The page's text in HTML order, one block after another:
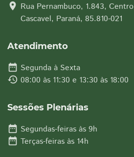
location_on Rua Pernambuco, 1.843, Centro
Cascavel, Paraná, 85.810-021
Atendimento
date_range Segunda à Sexta
history 08:00 às 11:30 e 13:30 às 18:00
Sessões Plenárias
date_range Segundas-feiras às 9h
date_range Terças-feiras às 14h